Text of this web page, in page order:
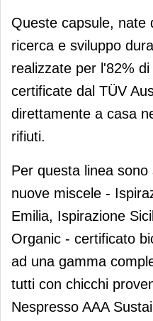
Queste capsule, nate
ricerca e sviluppo
realizzate per l'82%
certificate dal TÜV
direttamente a casa
rifiuti.
Per questa linea
nuove miscele -
Emilia, Ispirazione
Organic - certificato
ad una gamma
tutti con chicchi
Nespresso AAA